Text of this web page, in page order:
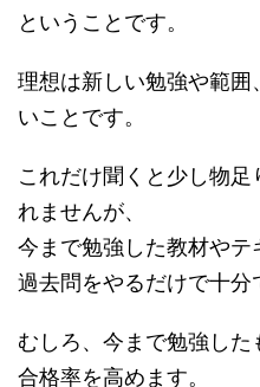
ということです。
理想は新しい勉強や範
いことです。
これだけ聞くと少し物
れませんが、
今まで勉強した教材やテ
過去問をやるだけで十分
むしろ、今まで勉強した
合格率を高めます。